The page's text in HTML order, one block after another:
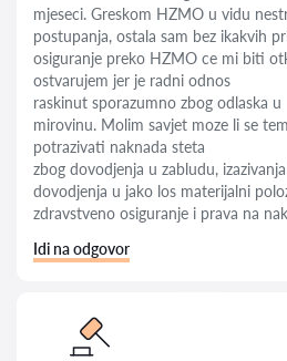
mjeseci. Greskom HZMO u vidu
postupanja, ostala sam bez ikakvih
osiguranje preko HZMO ce mi biti
ostvarujem jer je radni odnos
raskinut sporazumno zbog odlaska u
mirovinu. Molim savjet moze li se
potrazivati naknada steta
zbog dovodjenja u zabludu,
dovodjenja u jako los materijalni
zdravstveno osiguranje i prava na
Idi na odgovor